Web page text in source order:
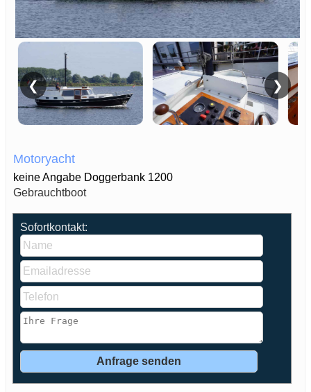
❮ ❯
Motoryacht
keine Angabe Doggerbank 1200
Gebrauchtboot
Sofortkontakt: